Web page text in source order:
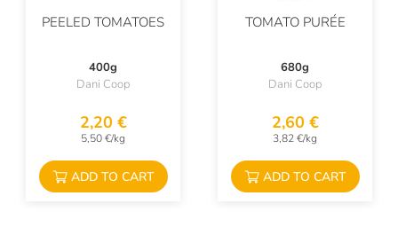
Riolfi
Sangiolaro
Santu Predu
Scyavuru
Sottobosco Valtaro
PEELED TOMATOES
400g
Dani Coop
2,20 €
5,50 €/kg
ADD TO CART
TOMATO PURÉE
680g
Dani Coop
2,60 €
3,82 €/kg
ADD TO CART